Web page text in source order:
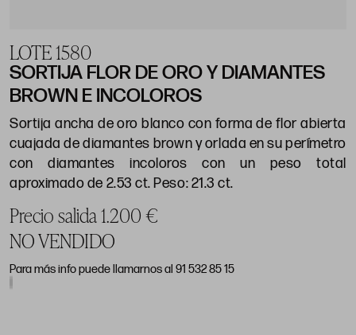
LOTE 1580
SORTIJA FLOR DE ORO Y DIAMANTES
BROWN E INCOLOROS
Sortija ancha de oro blanco con forma de flor abierta
cuajada de diamantes brown y orlada en su perímetro
con diamantes incoloros con un peso total
aproximado de 2.53 ct. Peso: 21.3 ct.
Precio salida 1.200 €
NO VENDIDO
Para más info puede llamarnos al 91 532 85 15